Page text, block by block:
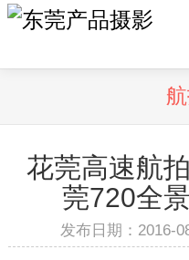
花莞高速航
莞720全
发布日期：2016-